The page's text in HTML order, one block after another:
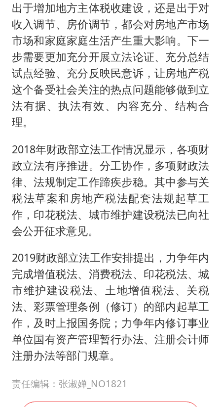
出于增加地方主体税收建设，还是出于对
收入调节、房价调节，都会对房地产市场
市场和家庭家庭生活产生重大影响。下一
步需要更加充分开展立法论证、充分总结
试点经验、充分反映民意诉，让房地产税
这个备受社会关注的热点问题能够做到立
法有据、执法有效、内容充分、结构合
理。
2018年财政部立法工作情况显示，各项财
政立法有序推进。分工协作，多项财政法
律、法规制定工作蹄疾步稳。其中参与关
税法草案和房地产税法配套法规起草工
作，印花税法、城市维护建设税法已向社
会公开征求意见。
2019财政部立法工作安排提出，力争年内
完成增值税法、消费税法、印花税法、城
市维护建设税法、土地增值税法、关税
法、彩票管理条例（修订）的部内起草工
作，及时上报国务院；力争年内修订事业
单位国有资产管理暂行办法、注册会计师
注册办法等部门规章。
责任编辑：张淑婵_NO1821